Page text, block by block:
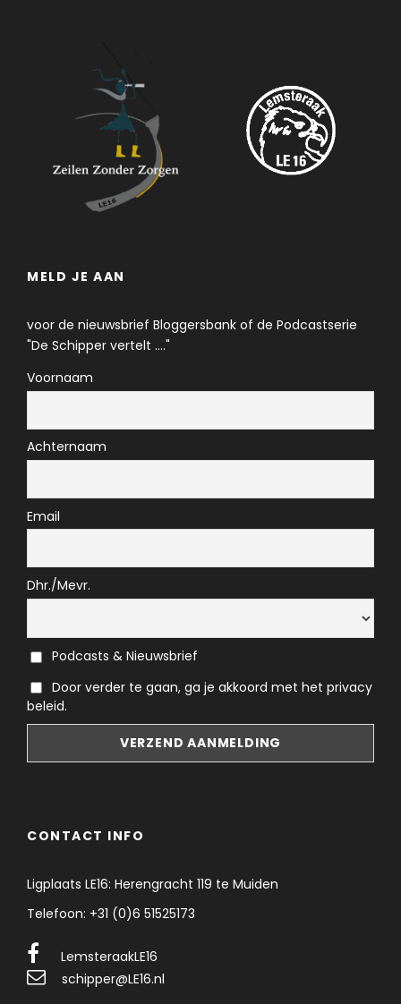
MELD JE AAN
voor de nieuwsbrief Bloggersbank of de Podcastserie
"De Schipper vertelt ...."
Voornaam
Achternaam
Email
Dhr./Mevr.
Podcasts & Nieuwsbrief
Door verder te gaan, ga je akkoord met het privacy
beleid.
CONTACT INFO
Ligplaats LE16: Herengracht 119 te Muiden
Telefoon: +31 (0)6 51525173
LemsteraakLE16
schipper@LE16.nl